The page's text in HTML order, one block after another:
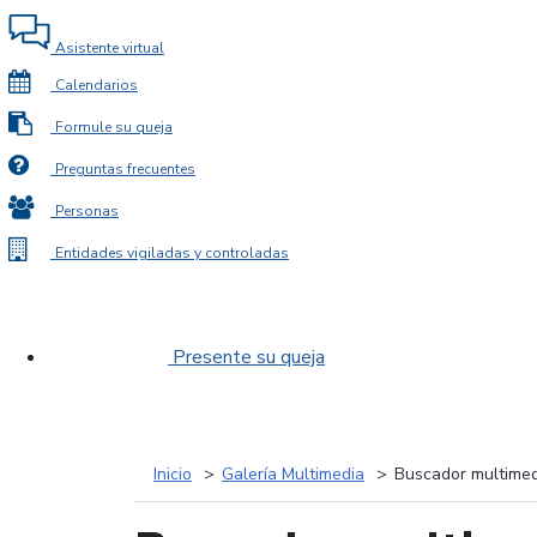
Asistente virtual
Calendarios
Formule su queja
Preguntas frecuentes
Personas
Entidades vigiladas y controladas
Presente su queja
Inicio Galería Multimedia Buscador